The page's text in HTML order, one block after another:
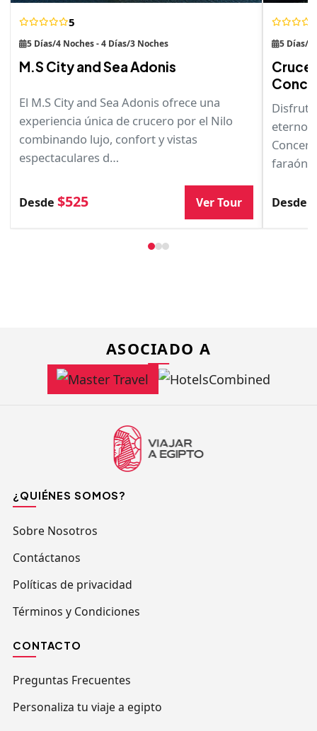
5
5 Días/4 Noches - 4 Días/3 Noches
M.S City and Sea Adonis
El M.S City and Sea Adonis ofrece una
experiencia única de crucero por el Nilo
combinando lujo, confort y vistas
espectaculares d…
Desde $525 Ver Tour
5 Días/4
eternos
Desde
ASOCIADO A
¿QUIÉNES SOMOS?
Sobre Nosotros
Contáctanos
Políticas de privacidad
Términos y Condiciones
CONTACTO
Preguntas Frecuentes
Personaliza tu viaje a egipto